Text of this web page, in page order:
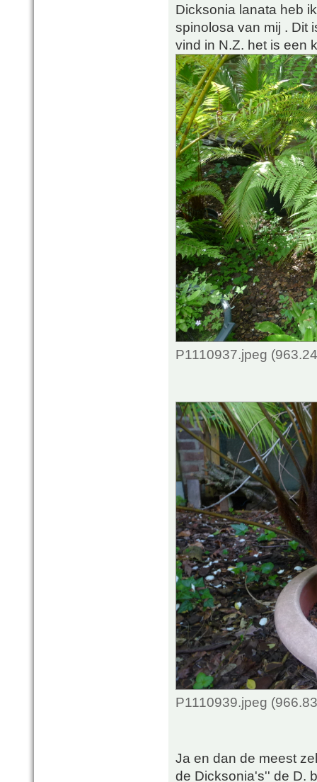
Dicksonia lanata heb
spinolosa van mij . Dit
vind in N.Z. het is een
P1110937.jpeg
P1110939.jpeg
Ja en dan de meest
de Dicksonia's'' de D.